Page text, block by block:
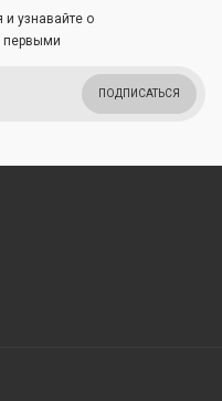
узнавайте о
первыми
ПОДПИСАТЬСЯ